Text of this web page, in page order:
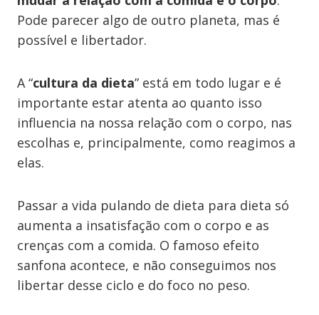
Pode parecer algo de outro planeta, mas é
possível e libertador.
A “cultura da dieta” está em todo lugar e é
importante estar atenta ao quanto isso
influencia na nossa relação com o corpo, nas
escolhas e, principalmente, como reagimos a
elas.
Passar a vida pulando de dieta para dieta só
aumenta a insatisfação com o corpo e as
crenças com a comida. O famoso efeito
sanfona acontece, e não conseguimos nos
libertar desse ciclo e do foco no peso.